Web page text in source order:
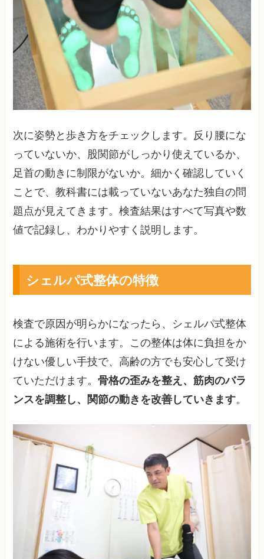
次に姿勢と歩き方をチェックします。反り腰にな
っていないか、股関節がしっかり使えているか、
足首の動きに制限がないか。細かく確認していく
ことで、教科書には載っていないあなた独自の問
題点が見えてきます。検査結果はすべて写真や数
値で記録し、わかりやすく説明します。
シェルパ式整体の特徴
検査で原因が明らかになったら、シェルパ式整体
による施術を行います。この整体は体に負担をか
けない優しい手技で、高齢の方でも安心して受け
ていただけます。骨格の歪みを整え、筋肉のバラ
ンスを調整し、関節の動きを改善していきます。